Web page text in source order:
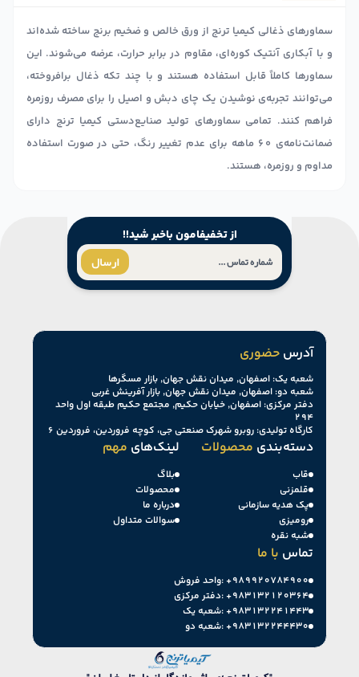
سماورهای ذغالی کیمیا ترنج از ورق خالص و ضخیم برنج ساخته شده‌اند
و با آبکاری آنتیک کوره‌ای، مقاوم در برابر حرارت، عرضه می‌شوند. این
سماورها کاملاً قابل استفاده هستند و با چند تکه ذغال برافروخته،
می‌توانند تجربه‌ی نوشیدن یک چای دبش و اصیل را برای مصرف روزمره
فراهم کنند. تمامی سماورهای تولید صنایع‌دستی کیمیا ترنج دارای
ضمانت‌نامه‌ی ۶۰ ماهه برای عدم تغییر رنگ، حتی در صورت استفاده
مداوم و روزمره، هستند.
ارسال
از تخفیفامون باخبر شید!!
آدرس حضوری
شعبه یک: اصفهان, میدان نقش جهان, بازار مسگرها
شعبه دو: اصفهان, میدان نقش جهان, بازار آفرینش غربی
دفتر مرکزی: اصفهان, خیابان حکیم, مجتمع حکیم طبقه اول واحد
۲۹۴
کارگاه تولیدی: روبرو شهرک صنعتی جی، کوچه فروردین، فروردین ۶
لینک‌های مهم
بلاگ
محصولات
درباره ما
سوالات متداول
دسته‌بندی محصولات
قاب
قلمزنی
پک هدیه سازمانی
رومیزی
شبه نقره
تماس با ما
واحد فروش:+۹۸۹۹۲۰۷۸۴۹۰۰
دفتر مرکزی:+۹۸۳۱۳۲۱۲۰۳۶۴
شعبه یک:+۹۸۳۱۳۲۲۴۱۴۴۳
شعبه دو:+۹۸۳۱۳۲۲۴۴۴۳۰